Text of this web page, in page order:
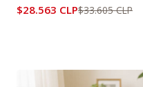
$28.563 CLP$33.605 CLP